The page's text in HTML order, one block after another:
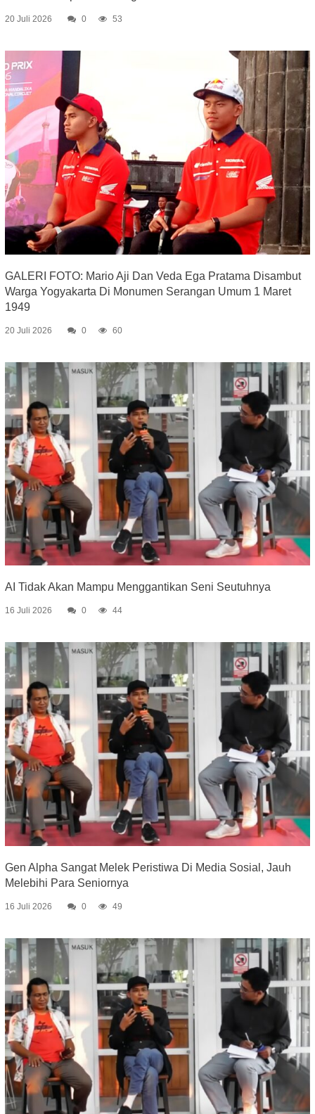
20 Juli 2026 0 53
GALERI FOTO: Mario Aji Dan Veda Ega Pratama Disambut
Warga Yogyakarta Di Monumen Serangan Umum 1 Maret
1949
20 Juli 2026 0 60
AI Tidak Akan Mampu Menggantikan Seni Seutuhnya
16 Juli 2026 0 44
Gen Alpha Sangat Melek Peristiwa Di Media Sosial, Jauh
Melebihi Para Seniornya
16 Juli 2026 0 49